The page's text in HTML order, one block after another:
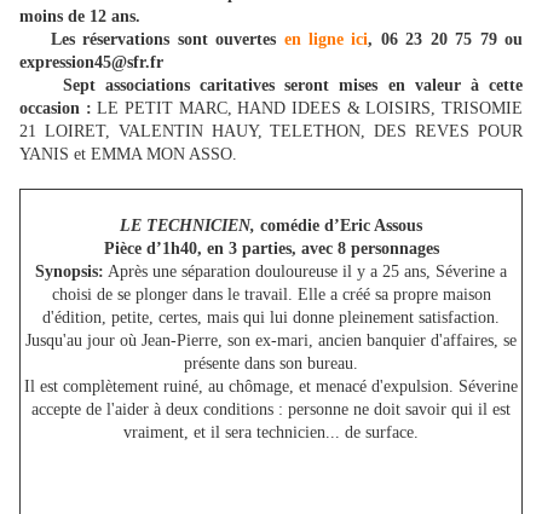
moins de 12 ans.
Les réservations sont ouvertes en ligne ici, 06 23 20 75 79 ou
expression45@sfr.fr
Sept associations caritatives seront mises en valeur à cette
occasion :LE PETIT MARC, HAND IDEES & LOISIRS, TRISOMIE
21 LOIRET, VALENTIN HAUY, TELETHON, DES REVES POUR
YANIS et EMMA MON ASSO.
LE TECHNICIEN, comédie d’Eric Assous
Pièce d’1h40, en 3 parties, avec 8 personnages
Synopsis: Après une séparation douloureuse il y a 25 ans, Séverine a
choisi de se plonger dans le travail. Elle a créé sa propre maison
d'édition, petite, certes, mais qui lui donne pleinement satisfaction.
Jusqu'au jour où Jean-Pierre, son ex-mari, ancien banquier d'affaires, se
présente dans son bureau.
Il est complètement ruiné, au chômage, et menacé d'expulsion. Séverine
accepte de l'aider à deux conditions : personne ne doit savoir qui il est
vraiment, et il sera technicien... de surface.